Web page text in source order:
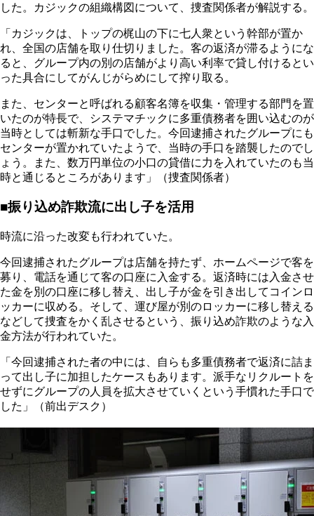
した。カジックの組織構図について、捜査関係者が解説する。
「カジックは、トップの梶山の下に七人衆という幹部が置か
れ、全国の店舗を取り仕切りました。客の返済が滞るようにな
ると、グループ内の別の店舗がより高い利率で貸し付けるとい
った具合にしてがんじがらめにして搾り取る。
また、センターと呼ばれる顧客名簿を収集・管理する部門を置
いたのが特長で、システマチックに多重債務者を囲い込むのが
当時としては斬新な手口でした。今回逮捕されたグループにも
センターが置かれていたようで、当時の手口を踏襲したのでし
ょう。また、数万円単位の小口の貸借に力を入れていたのも当
時と通じるところがあります」（捜査関係者）
■振り込め詐欺流に出し子を活用
時流に沿った改変も行われていた。
今回逮捕されたグループは店舗を持たず、ホームページで客を
募り、電話を通じて客の口座に入金する。返済時には入金させ
た金を別の口座に移し替え、出し子が金を引き出してコインロ
ッカーに収める。そして、運び屋が別のロッカーに移し替える
などして捜査をかく乱させるという、振り込め詐欺のような入
金方法が行われていた。
「今回逮捕された者の中には、自らも多重債務者で返済に詰ま
って出し子に加担したケースもあります。派手なリクルートを
せずにグループの人員を拡大させていくという手慣れた手口で
した」（前出デスク）